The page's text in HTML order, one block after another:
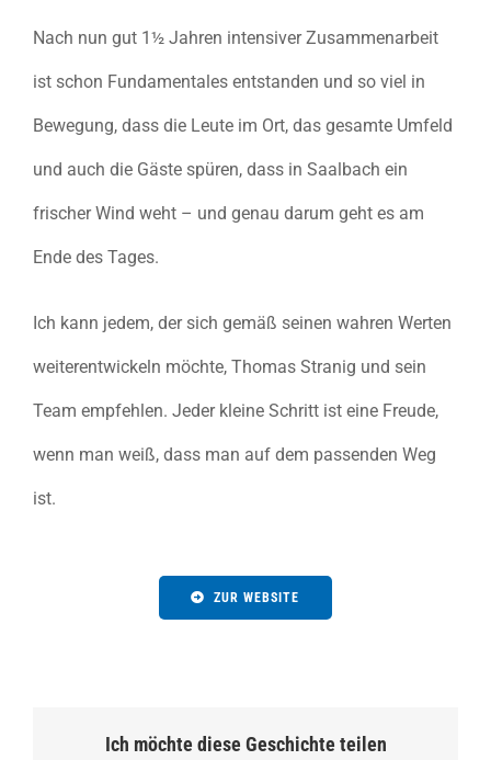
Nach nun gut 1½ Jahren intensiver Zusammenarbeit
ist schon Fundamentales entstanden und so viel in
Bewegung, dass die Leute im Ort, das gesamte Umfeld
und auch die Gäste spüren, dass in Saalbach ein
frischer Wind weht – und genau darum geht es am
Ende des Tages.
Ich kann jedem, der sich gemäß seinen wahren Werten
weiterentwickeln möchte, Thomas Stranig und sein
Team empfehlen. Jeder kleine Schritt ist eine Freude,
wenn man weiß, dass man auf dem passenden Weg
ist.
ZUR WEBSITE
Ich möchte diese Geschichte teilen